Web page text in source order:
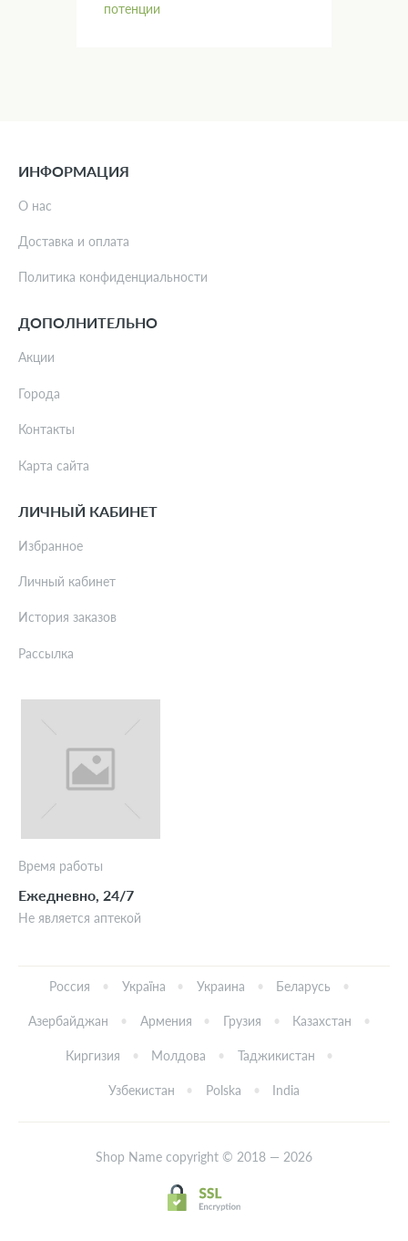
потенции
Время работы
Ежедневно, 24/7
Не является аптекой
ИНФОРМАЦИЯ
О нас
Доставка и оплата
Политика конфиденциальности
ДОПОЛНИТЕЛЬНО
Акции
Города
Контакты
Карта сайта
ЛИЧНЫЙ КАБИНЕТ
Избранное
Личный кабинет
История заказов
Рассылка
Россия Україна Украина Беларусь
Азербайджан Армения Грузия Казахстан
Киргизия Молдова Таджикистан
Узбекистан Polska India
Shop Name copyright © 2018 — 2026